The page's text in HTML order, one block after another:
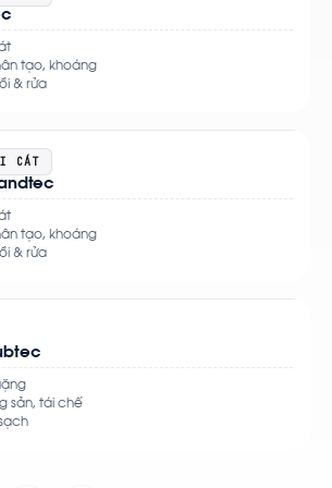
tạo, khoáng
& rửa
CÁT
tạo, khoáng
& rửa
sản, tái chế